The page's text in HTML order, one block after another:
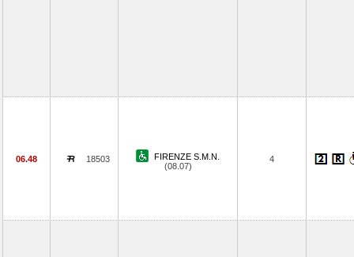
06.48 18503
FIRENZE S.M.N.
(08.07)
4